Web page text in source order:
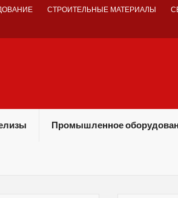
СТРОИТЕЛЬНЫЕ МАТЕРИАЛЫ
Промышленное